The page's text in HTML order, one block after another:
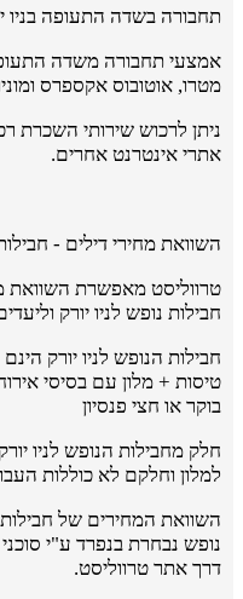
תחבורה בשדה התעופה בניו
אמצעי תחבורה משדה
מטרו, אוטובוס אקספרס
ניתן לרכוש שירותי השכרת
אתרי אינטרנט אחרים.
השוואת מחירי דילים -
טרווליסט מאפשרת השוואת
חבילות נופש לניו יורק
טיסות + מלון עם בסיסי
בוקר או חצי פנסיון
חלק מחבילות הנופש לניו
למלון וחלקם לא כוללות
השוואת המחירים של
נופש נבחרת בנפרד ע"י
דרך אתר טרווליסט.